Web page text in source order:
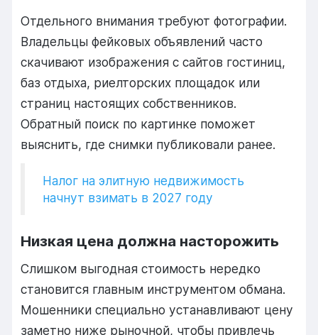
Отдельного внимания требуют фотографии.
Владельцы фейковых объявлений часто
скачивают изображения с сайтов гостиниц,
баз отдыха, риелторских площадок или
страниц настоящих собственников.
Обратный поиск по картинке поможет
выяснить, где снимки публиковали ранее.
Налог на элитную недвижимость
начнут взимать в 2027 году
Низкая цена должна насторожить
Слишком выгодная стоимость нередко
становится главным инструментом обмана.
Мошенники специально устанавливают цену
заметно ниже рыночной, чтобы привлечь